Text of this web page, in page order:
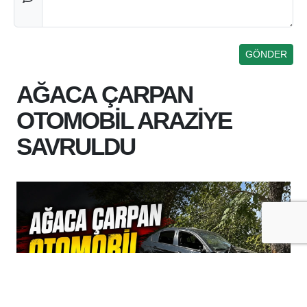
AĞACA ÇARPAN
OTOMOBİL ARAZİYE
SAVRULDU